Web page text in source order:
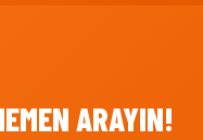
ARAYIN!